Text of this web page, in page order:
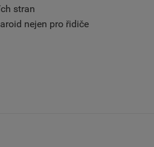
stran
nejen pro řidiče